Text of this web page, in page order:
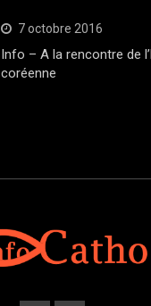
7 octobre 2016
Info – A la rencontre de
coréenne